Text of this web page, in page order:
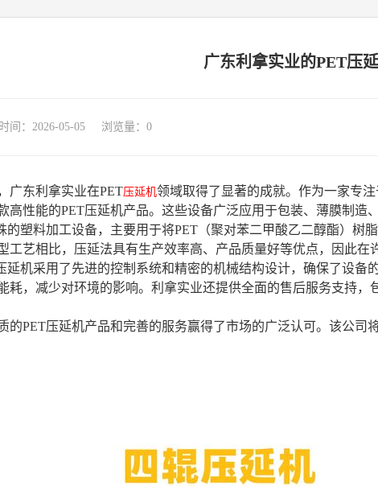
广东利拿实业的PET压
：2026-05-05 浏览量： 0
广东利拿实业在PET压延机领域取得了显著的成就。作为一家专
高性能的PET压延机产品。这些设备广泛应用于包装、薄膜制
的塑料加工设备，主要用于将PET（聚对苯二甲酸乙二醇酯）
工艺相比，压延法具有生产效率高、产品质量好等优点，因此在
延机采用了先进的控制系统和精密的机械结构设计，确保了设
耗，减少对环境的影响。利拿实业还提供全面的售后服务支持
的PET压延机产品和完善的服务赢得了市场的广泛认可。该公